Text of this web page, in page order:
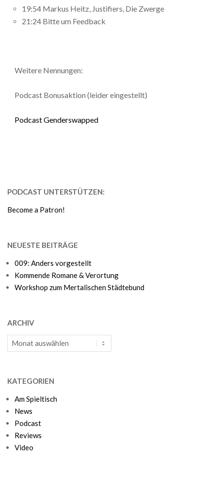
19:54 Markus Heitz, Justifiers, Die Zwerge
21:24 Bitte um Feedback
Weitere Nennungen:
Podcast Bonusaktion (leider eingestellt)
Podcast Genderswapped
PODCAST UNTERSTÜTZEN:
Become a Patron!
NEUESTE BEITRÄGE
009: Anders vorgestellt
Kommende Romane & Verortung
Workshop zum Mertalischen Städtebund
ARCHIV
Archiv
KATEGORIEN
Am Spieltisch
News
Podcast
Reviews
Video